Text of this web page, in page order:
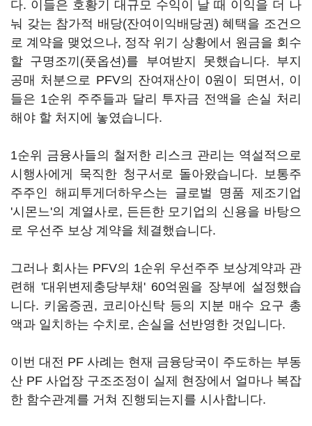
다. 이들은 호황기 대규모 수익이 날 때 이익을 더 나
눠 갖는 참가적 배당(잔여이익배당권) 혜택을 조건으
로 계약을 맺었으나, 정작 위기 상황에서 원금을 회수
할 구명조끼(풋옵션)를 부여받지 못했습니다. 부지
공매 처분으로 PFV의 잔여재산이 0원이 되면서, 이
들은 1순위 주주들과 달리 투자금 전액을 손실 처리
해야 할 처지에 놓였습니다.
1순위 금융사들의 철저한 리스크 관리는 역설적으로
시행사에게 묵직한 청구서로 돌아왔습니다. 보통주
주주인 해피투게더하우스는 글로벌 명품 제조기업
'시몬느'의 계열사로, 든든한 모기업의 신용을 바탕으
로 우선주 보상 계약을 체결했습니다.
그러나 회사는 PFV의 1순위 우선주주 보상계약과 관
련해 '대위변제충당부채' 60억원을 장부에 설정했습
니다. 키움증권, 코리아신탁 등의 지분 매수 요구 총
액과 일치하는 수치로, 손실을 선반영한 것입니다.
이번 대전 PF 사례는 현재 금융당국이 주도하는 부동
산 PF 사업장 구조조정이 실제 현장에서 얼마나 복잡
한 함수관계를 거쳐 진행되는지를 시사합니다.